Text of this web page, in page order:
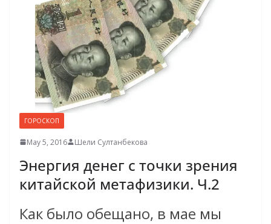
ГОРОСКОП
May 5, 2016 Шели Султанбекова
Энергия денег с точки зрения
китайской метафизики. Ч.2
Как было обещано, в мае мы